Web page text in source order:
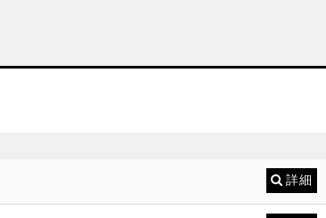
詳細